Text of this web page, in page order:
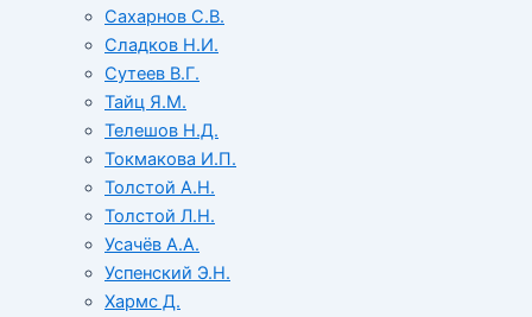
Сахарнов С.В.
Сладков Н.И.
Сутеев В.Г.
Тайц Я.М.
Телешов Н.Д.
Токмакова И.П.
Толстой А.Н.
Толстой Л.Н.
Усачёв А.А.
Успенский Э.Н.
Хармс Д.